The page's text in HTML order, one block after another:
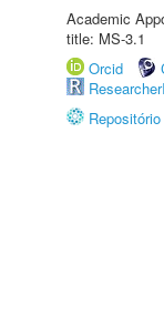
Academic
title: MS-3.1
Orcid